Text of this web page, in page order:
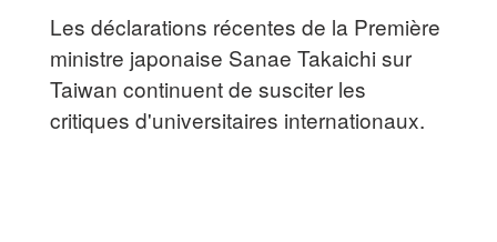
Les déclarations récentes de la Première
ministre japonaise Sanae Takaichi sur
Taiwan continuent de susciter les
critiques d'universitaires internationaux.